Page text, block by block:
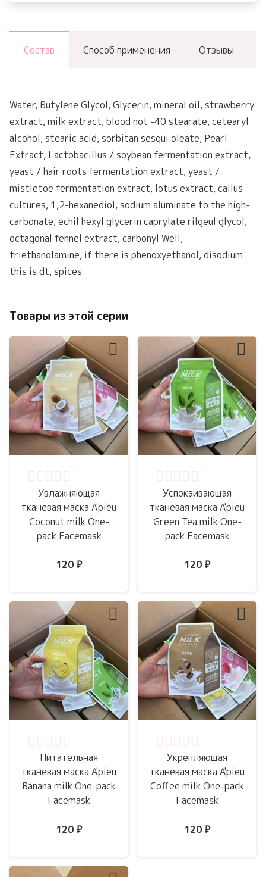
Состав Способ применения Отзывы
Water, Butylene Glycol, Glycerin, mineral oil, strawberry
extract, milk extract, blood not -40 stearate, cetearyl
alcohol, stearic acid, sorbitan sesqui oleate, Pearl
Extract, Lactobacillus / soybean fermentation extract,
yeast / hair roots fermentation extract, yeast /
mistletoe fermentation extract, lotus extract, callus
cultures, 1,2-hexanediol, sodium aluminate to the high-
carbonate, echil hexyl glycerin caprylate rilgeul glycol,
octagonal fennel extract, carbonyl Well,
triethanolamine, if there is phenoxyethanol, disodium
this is dt, spices
Товары из этой серии
Увлажняющая
тканевая маска A'pieu
Coconut milk One-
pack Facemask
120 ₽
Успокаивающая
тканевая маска A'pieu
Green Tea milk One-
pack Facemask
120 ₽
Питательная
тканевая маска A'pieu
Banana milk One-pack
Facemask
120 ₽
Укрепляющая
тканевая маска A'pieu
Coffee milk One-pack
Facemask
120 ₽